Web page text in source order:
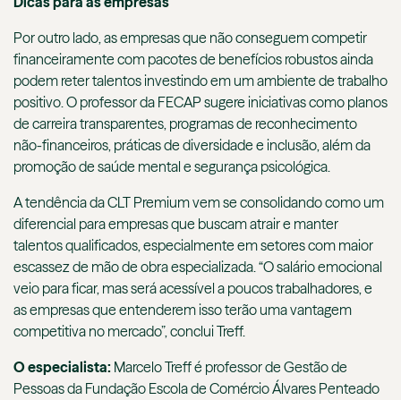
Por outro lado, as empresas que não conseguem competir
financeiramente com pacotes de benefícios robustos ainda
podem reter talentos investindo em um ambiente de trabalho
positivo. O professor da FECAP sugere iniciativas como planos
de carreira transparentes, programas de reconhecimento
não-financeiros, práticas de diversidade e inclusão, além da
promoção de saúde mental e segurança psicológica.
A tendência da CLT Premium vem se consolidando como um
diferencial para empresas que buscam atrair e manter
talentos qualificados, especialmente em setores com maior
escassez de mão de obra especializada. “O salário emocional
veio para ficar, mas será acessível a poucos trabalhadores, e
as empresas que entenderem isso terão uma vantagem
competitiva no mercado”, conclui Treff.
O especialista: Marcelo Treff é professor de Gestão de
Pessoas da Fundação Escola de Comércio Álvares Penteado